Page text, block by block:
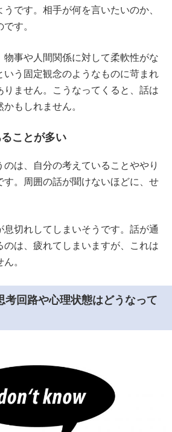
です。相手が何を言いたいのか、
す。
物事や人間関係に対して柔軟性がな
いう固定観念のようなものに苛まれ
りません。こうなってくると、話は
もしれません。
ことが多い
は、自分の考えていることややり
す。周囲の話が聞けないほどに、せ
息切れしてしまいそうです。話が通
のは、疲れてしまいますが、これは
。
考回路や心理状態はどうなって